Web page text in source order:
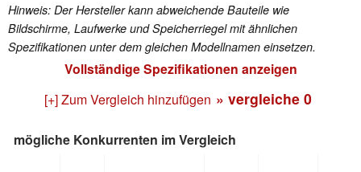
Hinweis: Der Hersteller kann abweichende Bauteile wie
Bildschirme, Laufwerke und Speicherriegel mit ähnlichen
Spezifikationen unter dem gleichen Modellnamen einsetzen.
Vollständige Spezifikationen anzeigen
[+] Zum Vergleich hinzufügen » vergleiche 0
mögliche Konkurrenten im Vergleich